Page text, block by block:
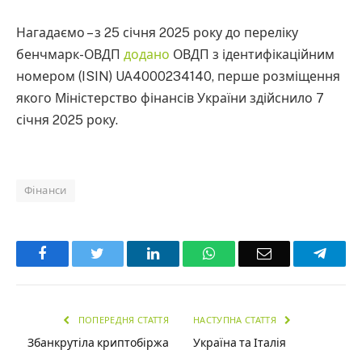
Нагадаємо – з 25 січня 2025 року до переліку
бенчмарк-ОВДП додано ОВДП з ідентифікаційним
номером (ISIN) UA4000234140, перше розміщення
якого Міністерство фінансів України здійснило 7
січня 2025 року.
Фінанси
Facebook LinkedInWhatsAppEmail
ПОПЕРЕДНЯ СТАТТЯ
Збанкрутіла криптобіржа
НАСТУПНА СТАТТЯ
Україна та Італія